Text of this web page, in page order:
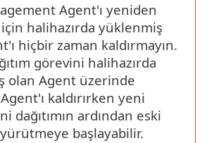
Agent'ı yeniden
için halihazırda yüklenmiş
hiçbir zaman kaldırmayın.
görevini halihazırda
olan Agent üzerinde
Agent'ı kaldırırken yeni
dağıtımın ardından eski
başlayabilir.